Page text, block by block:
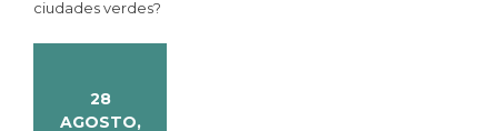
ciudades verdes?
28
AGOSTO,